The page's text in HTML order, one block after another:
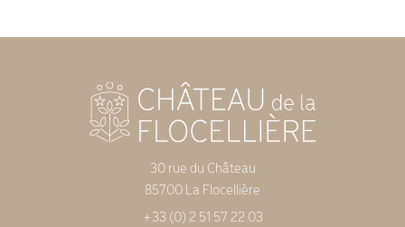
30 rue du Château
85700 La Flocellière
+33 (0) 2 51 57 22 03